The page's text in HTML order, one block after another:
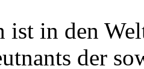
ist in den
der